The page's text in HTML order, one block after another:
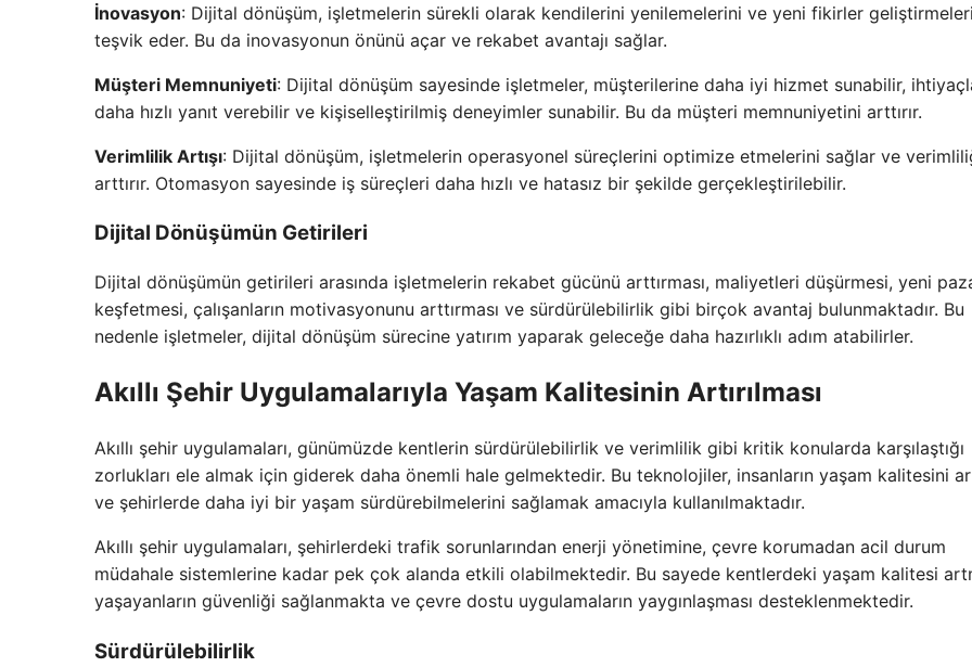
İnovasyon: Dijital dönüşüm, işletmelerin sürekli olarak kendilerini yenilemelerini ve yeni fikirler
teşvik eder. Bu da inovasyonun önünü açar ve rekabet avantajı sağlar.
Müşteri Memnuniyeti: Dijital dönüşüm sayesinde işletmeler, müşterilerine daha iyi hizmet sunabilir,
daha hızlı yanıt verebilir ve kişiselleştirilmiş deneyimler sunabilir. Bu da müşteri memnuniyetini arttırır.
Verimlilik Artışı: Dijital dönüşüm, işletmelerin operasyonel süreçlerini optimize etmelerini sağlar ve
arttırır. Otomasyon sayesinde iş süreçleri daha hızlı ve hatasız bir şekilde gerçekleştirilebilir.
Dijital Dönüşümün Getirileri
Dijital dönüşümün getirileri arasında işletmelerin rekabet gücünü arttırması, maliyetleri düşürmesi, yeni
keşfetmesi, çalışanların motivasyonunu arttırması ve sürdürülebilirlik gibi birçok avantaj bulunmaktadır. Bu
nedenle işletmeler, dijital dönüşüm sürecine yatırım yaparak geleceğe daha hazırlıklı adım atabilirler.
Akıllı Şehir Uygulamalarıyla Yaşam Kalitesinin Artırılması
Akıllı şehir uygulamaları, günümüzde kentlerin sürdürülebilirlik ve verimlilik gibi kritik konularda karşılaştığı
zorlukları ele almak için giderek daha önemli hale gelmektedir. Bu teknolojiler, insanların yaşam kalitesini
ve şehirlerde daha iyi bir yaşam sürdürebilmelerini sağlamak amacıyla kullanılmaktadır.
Akıllı şehir uygulamaları, şehirlerdeki trafik sorunlarından enerji yönetimine, çevre korumadan acil durum
müdahale sistemlerine kadar pek çok alanda etkili olabilmektedir. Bu sayede kentlerdeki yaşam kalitesi
yaşayanların güvenliği sağlanmakta ve çevre dostu uygulamaların yaygınlaşması desteklenmektedir.
Sürdürülebilirlik